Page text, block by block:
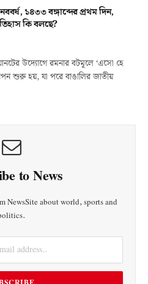
১৪৩৩ বঙ্গাব্দের প্রথম দিন,
কি বলছে?
উদ্যোগে রমনার বটমূলে ‘এসো হে
শুরু হয়, যা পরে বাঙালির জাতীয়
to News
NewsSite about world, sports and